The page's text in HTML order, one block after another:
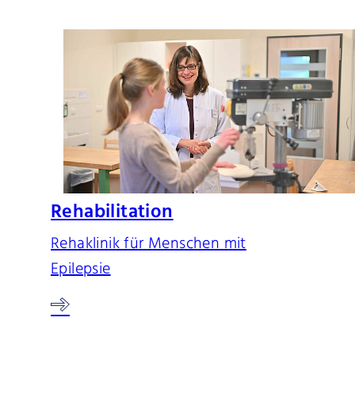
Rehabilitation
Rehaklinik für Menschen mit
Epilepsie